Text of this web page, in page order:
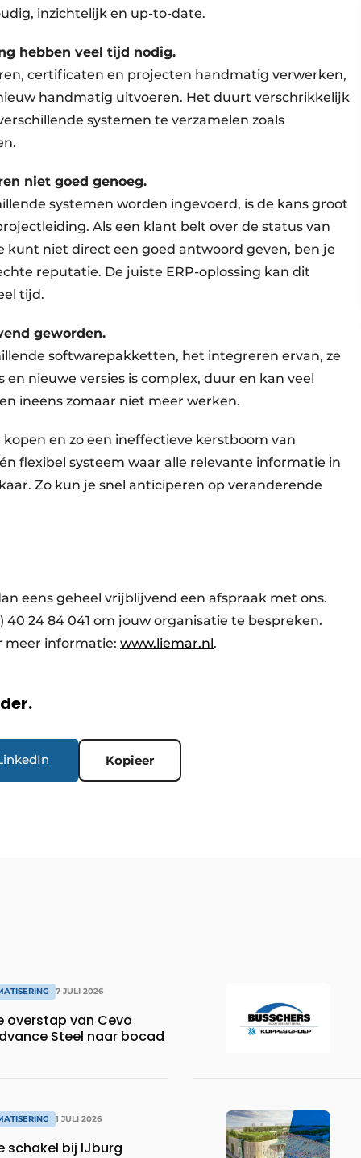
inzichtelijk en up-to-date.
hebben veel tijd nodig.
certificaten en projecten handmatig verwerken,
handmatig uitvoeren. Het duurt verschrikkelijk
systemen te verzamelen zoals
niet goed genoeg.
systemen worden ingevoerd, is de kans groot
Als een klant belt over de status van
kunt niet direct een goed antwoord geven, ben je
reputatie. De juiste ERP-oplossing kan dit
tijd.
geworden.
softwarepakketten, het integreren ervan, ze
nieuwe versies is complex, duur en kan veel
ineens zomaar niet meer werken.
en zo een ineffectieve kerstboom van
flexibel systeem waar alle relevante informatie in
Zo kun je snel anticiperen op veranderende
eens geheel vrijblijvend een afspraak met ons.
40 24 84 041 om jouw organisatie te bespreken.
meer informatie: www.liemar.nl.
Kopieer
7 JULI 2026
overstap van Cevo
Steel naar bocad
1 JULI 2026
schakel bij IJburg